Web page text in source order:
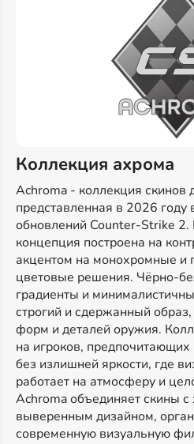
Коллекция ахрома
Achroma - коллекция скинов
представленная в 2026 году
обновлений Counter-Strike 2.
концепция построена на
акцентом на монохромные и
цветовые решения. Чёрно-
градиенты и
строгий и сдержанный
форм и деталей оружия.
на игроков, предпочитающих
без излишней яркости, где
работает на атмосферу и
Achroma объединяет скины
выверенным дизайном,
современную визуальную